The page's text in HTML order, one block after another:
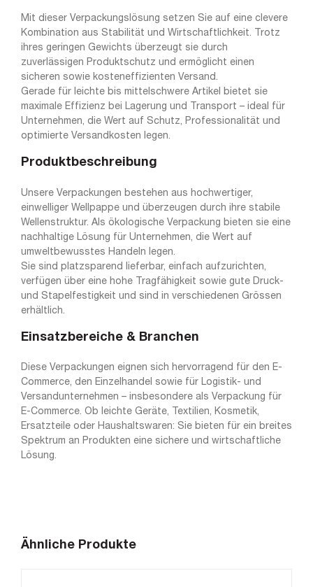
Mit dieser Verpackungslösung setzen Sie auf eine clevere
Kombination aus Stabilität und Wirtschaftlichkeit. Trotz
ihres geringen Gewichts überzeugt sie durch
zuverlässigen Produktschutz und ermöglicht einen
sicheren sowie kosteneffizienten Versand.
Gerade für leichte bis mittelschwere Artikel bietet sie
maximale Effizienz bei Lagerung und Transport – ideal für
Unternehmen, die Wert auf Schutz, Professionalität und
optimierte Versandkosten legen.
Produktbeschreibung
Unsere Verpackungen bestehen aus hochwertiger,
einwelliger Wellpappe und überzeugen durch ihre stabile
Wellenstruktur. Als ökologische Verpackung bieten sie eine
nachhaltige Lösung für Unternehmen, die Wert auf
umweltbewusstes Handeln legen.
Sie sind platzsparend lieferbar, einfach aufzurichten,
verfügen über eine hohe Tragfähigkeit sowie gute Druck-
und Stapelfestigkeit und sind in verschiedenen Grössen
erhältlich.
Einsatzbereiche & Branchen
Diese Verpackungen eignen sich hervorragend für den E-
Commerce, den Einzelhandel sowie für Logistik- und
Versandunternehmen – insbesondere als Verpackung für
E-Commerce. Ob leichte Geräte, Textilien, Kosmetik,
Ersatzteile oder Haushaltswaren: Sie bieten für ein breites
Spektrum an Produkten eine sichere und wirtschaftliche
Lösung.
Ähnliche Produkte